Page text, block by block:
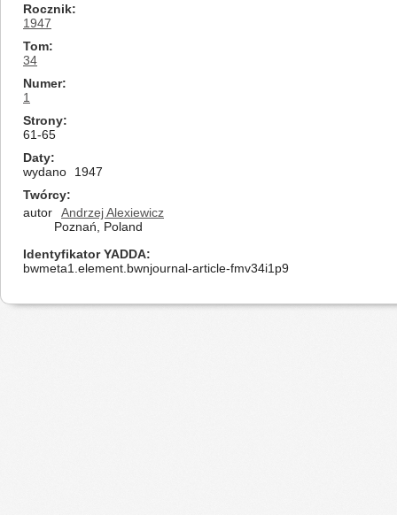
Rocznik
1947
Tom
34
Numer
1
Strony
61-65
Daty
wydano
1947
Twórcy
autor
Andrzej Alexiewicz
Poznań, Poland
Identyfikator YADDA
bwmeta1.element.bwnjournal-article-fmv34i1p9